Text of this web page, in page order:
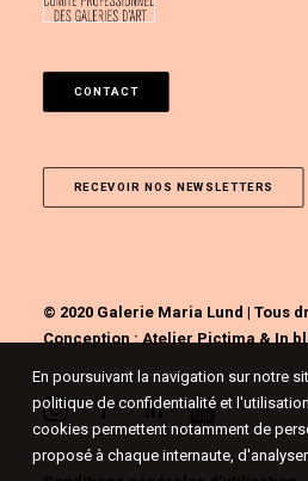
CONTACT
RECEVOIR NOS NEWSLETTERS
© 2020 Galerie Maria Lund | Tous
Conception :Atelier Pictima&In
En poursuivant la navigation sur notre
politique de confidentialité et
cookies permettent notamment de
proposé à chaque internaute,